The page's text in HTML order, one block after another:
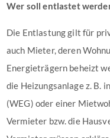
Wer soll entlastet
Die Entlastung gilt für
auch Mieter, deren
Energieträgern beheizt
die Heizungsanlage z. B.
(WEG) oder einer
Vermieter bzw. die